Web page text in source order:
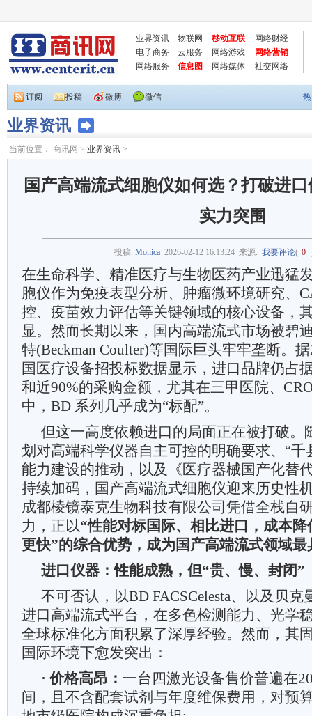
业界资讯 物联网 移动互联
网络财经
电子商务
云服务 网络游戏
网络营销
网络服务
信息图 网络媒体 社交网络
订阅 投稿 微博 微信
业界资讯
当前位置： 商讯网 > 业界资讯 >
国产高端流式细胞仪如何选？打破进
实力突围
投稿: Monica 2026-02-12 16:13:24来源: 我要评论( 0
在生命科学、精准医疗与生物医药产业迅猛
胞仪作为免疫表型分析、肿瘤微环境研究、
控、疫苗效力评估等关键领域的核心设备，
显。然而长期以来，国内高端流式市场被碧
特(Beckman Coulter)等国际巨头牢牢垄断。
国医疗设备招投标数据显示，进口品牌仍占
和近90%的采购金额，尤其在三甲医院、
中，BD 系列几乎成为“标配”。
但这一高度依赖进口的局面正在被打破。
划对高端科学仪器自主可控的明确要求、“千
能力建设的推动，以及《医疗器械国产化替
持续加码，国产高端流式细胞仪迎来历史性
成都棱镜泰克生物科技有限公司凭借全栈自
力，正以“性能对标国际、相比进口，成本
更快”的综合优势，成为国产高端流式领域
进口仪器：性能成熟，但“贵、慢、封闭”
不可否认，以BD FACSCelesta、以及贝克
进口高端流式平台，在多色检测能力、光学
全球标准化方面积累了深厚经验。然而，其
国际环境下愈发突出：
· 价格高昂： 一台四激光设备售价普遍在
间，且不含配套试剂与年度维保费用，对预